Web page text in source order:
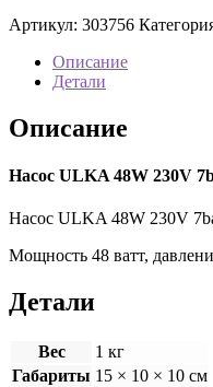
Артикул: 303756
Описание
Детали
Описание
Насос ULKA 48W 230V
Насос ULKA 48W 230V
Мощность 48 ватт,
Детали
Вес
1 кг
Габариты 15 × 10 × 10 см